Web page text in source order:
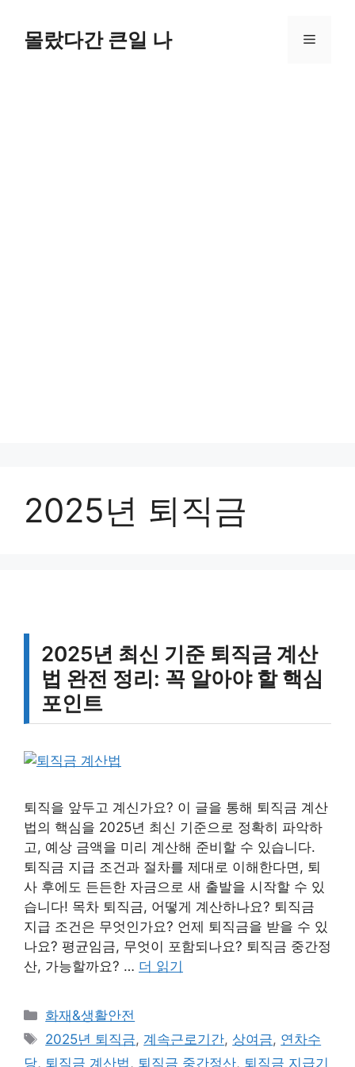
몰랐다간 큰일 나 메
2025년 퇴직금
2025년 최신 기준 퇴직금 계산
법 완전 정리: 꼭 알아야 할 핵심
포인트
퇴직을 앞두고 계신가요? 이 글을 통해 퇴직금 계산
법의 핵심을 2025년 최신 기준으로 정확히 파악하
고, 예상 금액을 미리 계산해 준비할 수 있습니다.
퇴직금 지급 조건과 절차를 제대로 이해한다면, 퇴
사 후에도 든든한 자금으로 새 출발을 시작할 수 있
습니다! 목차 퇴직금, 어떻게 계산하나요? 퇴직금
지급 조건은 무엇인가요? 언제 퇴직금을 받을 수 있
나요? 평균임금, 무엇이 포함되나요? 퇴직금 중간정
산, 가능할까요? … 더 읽기
카
테
화재&생활안전
태
그
2025년 퇴직금, 계속근로기간, 상여금, 연차수
당, 퇴직금 계산법 , 퇴직금 중간정산, 퇴직금 지급기